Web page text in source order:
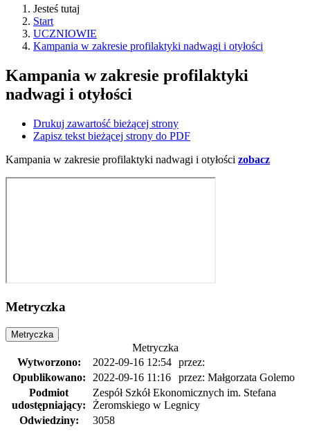
Jesteś tutaj
Start
UCZNIOWIE
Kampania w zakresie profilaktyki nadwagi i otyłości
Kampania w zakresie profilaktyki
nadwagi i otyłości
Drukuj zawartość bieżącej strony
Zapisz tekst bieżącej strony do PDF
Kampania w zakresie profilaktyki nadwagi i otyłości zobacz
Metryczka
Metryczka
Metryczka
Wytworzono:
2022-09-16 12:54 przez:
Opublikowano:
2022-09-16 11:16
przez: Małgorzata Golemo
Podmiot
udostępniający:
Zespół Szkół Ekonomicznych im. Stefana
Żeromskiego w Legnicy
Odwiedziny:
3058